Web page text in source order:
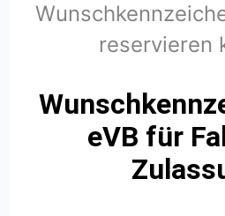
reservieren
eVB für